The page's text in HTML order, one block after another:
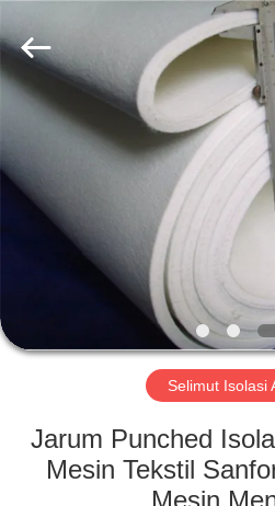
RUMAH
PRODUK
TENTANG
TUR
KONTROL
LTD.
Rights
Reserved.
Selimut Isolasi
Jarum Punched
Mesin Tekstil